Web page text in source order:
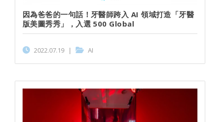
因為爸爸的一句話！牙醫師跨入 AI 領域打造「牙醫
版美圖秀秀」，入選 500 Global
2022.07.19 | AI